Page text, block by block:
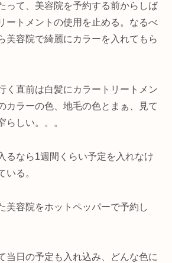
って、美容院を予約する前からしば
ートメントの使用を止める。なるべ
美容院で綺麗にカラーを入れてもら
く直前は白髪にカラートリートメン
カラーの色、地毛の色とまぁ、見て
らしい。。。
るなら1週間くらい予定を入れなけ
いる。
美容院をホットペッパーで予約し
当日の予定も入れ込み、どんな色に